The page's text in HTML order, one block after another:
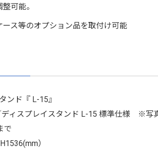
可能。
ース等のオプション品を取付け可能
ンド『 L-15』
ィスプレイスタンド L-15 標準仕様 ※写
で
）